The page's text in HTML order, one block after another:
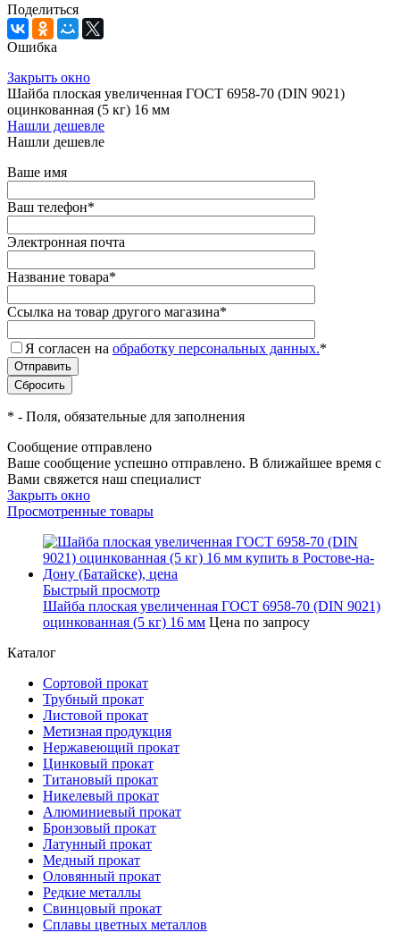
Поделиться
Ошибка
Закрыть окно
Шайба плоская увеличенная ГОСТ 6958-70 (DIN 9021)
оцинкованная (5 кг) 16 мм
Нашли дешевле
Нашли дешевле
Ваше имя
Ваш телефон*
Электронная почта
Название товара*
Ссылка на товар другого магазина*
Я согласен на обработку персональных данных.*
* - Поля, обязательные для заполнения
Сообщение отправлено
Ваше сообщение успешно отправлено. В ближайшее время с
Вами свяжется наш специалист
Закрыть окно
Просмотренные товары
Быстрый просмотр
Шайба плоская увеличенная ГОСТ 6958-70 (DIN 9021)
оцинкованная (5 кг) 16 мм Цена по запросу
Каталог
Сортовой прокат
Трубный прокат
Листовой прокат
Метизная продукция
Нержавеющий прокат
Цинковый прокат
Титановый прокат
Никелевый прокат
Алюминиевый прокат
Бронзовый прокат
Латунный прокат
Медный прокат
Оловянный прокат
Редкие металлы
Свинцовый прокат
Сплавы цветных металлов